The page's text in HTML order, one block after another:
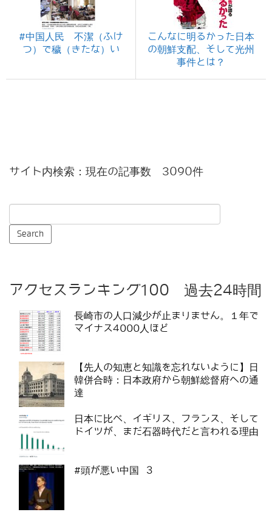
#中国人民 不潔（ふけ
つ）で穢（きたな）い
こんなに明るかった日本
の朝鮮支配、そして光州
事件とは？
サイト内検索：現在の記事数 3090件
アクセスランキング100 過去24時間
長崎市の人口減少が止まりません。１年で
マイナス4000人ほど
【先人の知恵と知識を忘れないように】日
韓併合時：日本政府から朝鮮総督府への通
達
日本に比べ、イギリス、フランス、そして
ドイツが、まだ石器時代だと言われる理由
#頭が悪い中国 3